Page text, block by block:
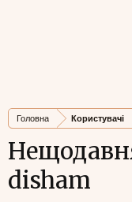
Головна Користувачі
disham